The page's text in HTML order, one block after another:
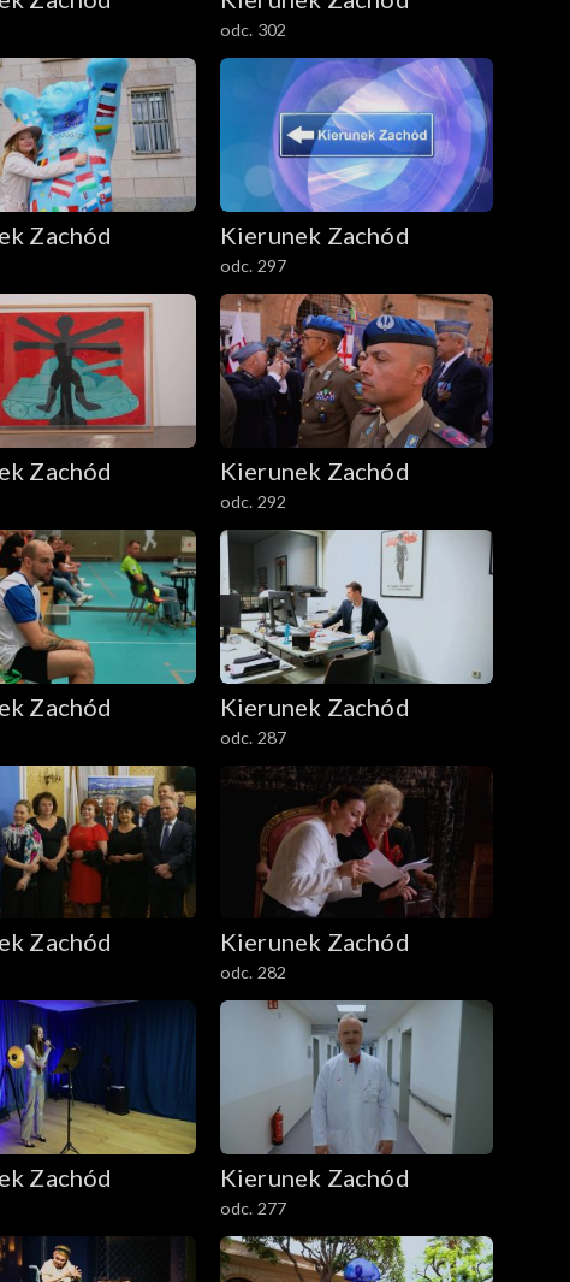
odc. 302
Zachód Kierunek Zachód
odc. 297
Zachód Kierunek Zachód
odc. 292
Zachód Kierunek Zachód
odc. 287
Zachód Kierunek Zachód
odc. 282
Zachód Kierunek Zachód
odc. 277